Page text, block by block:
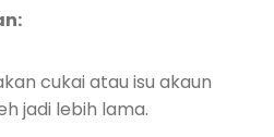
cukai atau isu akaun
jadi lebih lama.